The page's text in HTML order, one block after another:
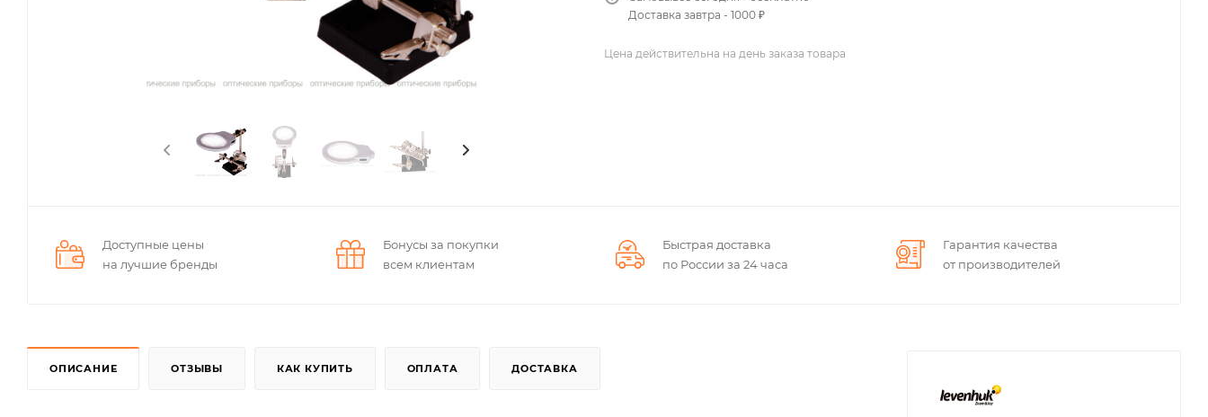
Доставка завтра - 1000 ₽
Цена действительна на день заказа товара
Доступные цены
на лучшие бренды
Бонусы за покупки
всем клиентам
Быстрая доставка
по России за 24 часа
Гарантия качества
от производителей
ОПИСАНИЕ ОТЗЫВЫ КАК КУПИТЬ ОПЛАТА ДОСТАВКА